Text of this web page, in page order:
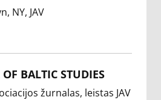
NY, JAV
BALTIC STUDIES
žurnalas, leistas JAV